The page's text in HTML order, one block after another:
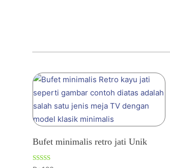
Bufet minimalis retro jati Unik